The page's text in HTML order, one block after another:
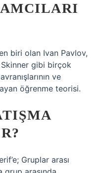
biri olan Ivan Pavlov,
gibi birçok
ve
öğrenme teorisi.
Gruplar arası